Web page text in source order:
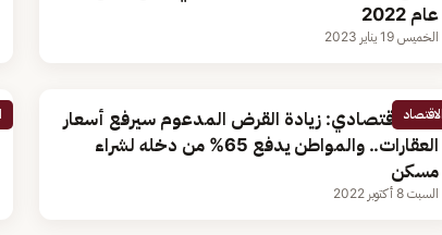
عام 2022
الخميس 19 يناير 2023
الاقتصاد
كاتب اقتصادي: زيادة القرض المدعوم سيرفع أسعار
العقارات.. والمواطن يدفع 65% من دخله لشراء
مسكن
السبت 8 أكتوبر 2022